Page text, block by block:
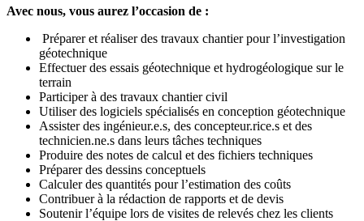
Avec nous, vous aurez l’occasion de :
Préparer et réaliser des travaux chantier pour l’investigation
géotechnique
Effectuer des essais géotechnique et hydrogéologique sur le
terrain
Participer à des travaux chantier civil
Utiliser des logiciels spécialisés en conception géotechnique
Assister des ingénieur.e.s, des concepteur.rice.s et des
technicien.ne.s dans leurs tâches techniques
Produire des notes de calcul et des fichiers techniques
Préparer des dessins conceptuels
Calculer des quantités pour l’estimation des coûts
Contribuer à la rédaction de rapports et de devis
Soutenir l’équipe lors de visites de relevés chez les clients